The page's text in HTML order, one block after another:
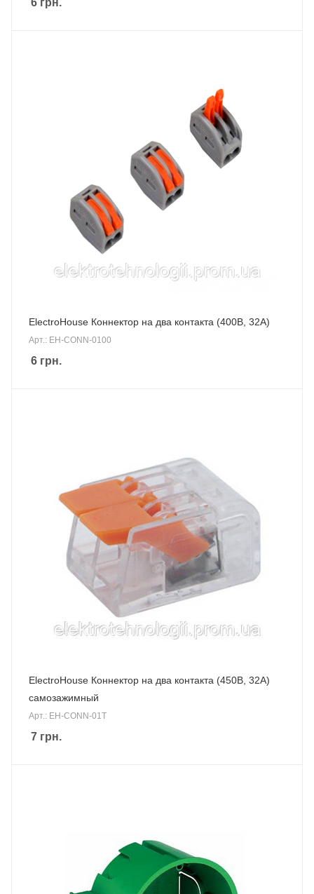
6 грн.
ElectroHouse Коннектор на два контакта (400В, 32А)
Арт.: EH-CONN-0100
6 грн.
ElectroHouse Коннектор на два контакта (450В, 32А)
самозажимный
Арт.: EH-CONN-01T
7 грн.